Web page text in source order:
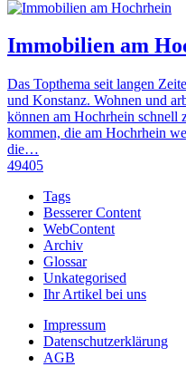
Immobilien am
Das Topthema seit langen
und Konstanz. Wohnen und
können am Hochrhein schnell
kommen, die am Hochrhein
die…
49405
Tags
Besserer Content
WebContent
Archiv
Glossar
Unkategorised
Ihr Artikel bei uns
Impressum
Datenschutzerklärung
AGB